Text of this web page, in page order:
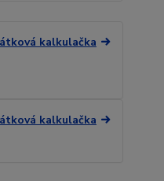
kalkulačka
kalkulačka